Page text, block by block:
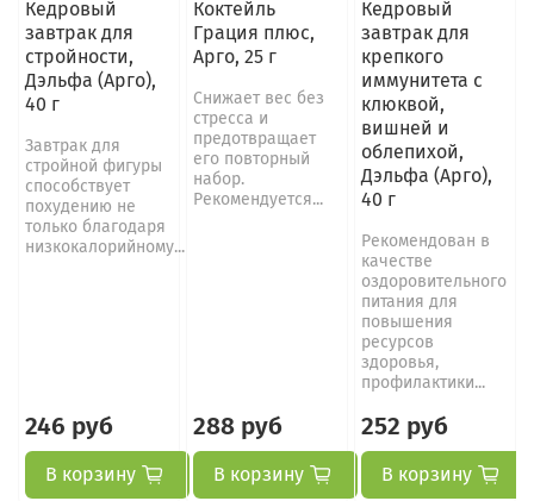
Кедровый
завтрак для
стройности,
Дэльфа (Арго),
40 г
Завтрак для
стройной фигуры
способствует
похудению не
только благодаря
низкокалорийному...
246 руб
В корзину
Коктейль
Грация плюс,
Арго, 25 г
Снижает вес без
стресса и
предотвращает
его повторный
набор.
Рекомендуется...
288 руб
В корзину
Кедровый
завтрак для
крепкого
иммунитета с
клюквой,
вишней и
облепихой,
Дэльфа (Арго),
40 г
Рекомендован в
качестве
оздоровительного
питания для
повышения
ресурсов
здоровья,
профилактики...
252 руб
В корзину